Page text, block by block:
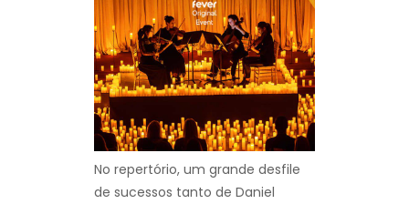
No repertório, um grande desfile
de sucessos tanto de Daniel